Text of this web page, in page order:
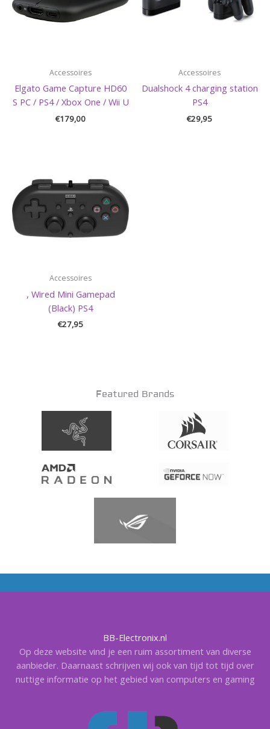
Accessoires
Elgato Game Capture HD60
S PC / PS4 / Xbox One / Wii U
€179,00
Accessoires
Dualshock 4 charging station
PS4
€29,95
Accessoires
, Wired Mini Gamepad
(Black) PS4
€27,95
Featured Brands
BB-Electronix.nl
Op deze website vind je een ruim assortiment van diverse
aanbieder. Daarnaast schrijven wij ook van tijd tot tijd over
nuttige informatie op het gebied van computers en gaming